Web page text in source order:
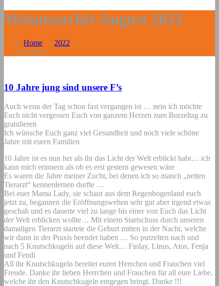
Monatsarchiv August 2022
Home / 2022 /
August
10 Jahre jung sind unsere F’s
Auch wenn der Tag schon fast vergangen ist … nein ich möchte
Euch nicht vergessen Euch von ganzem Herzen zum Burzeltag zu
gratulieren
Ich wünsche Euch ganz viel Gesundheit und noch viele schöne
Jahre mit euren Familien
10 Jahre ist es nun her als ihr das Licht der Welt erblickt habt… ich
kann mich erinnern als ob es erst gestern gewesen wäre
Es waren die Jahre meiner Zucht, bei denen ich so manch „netten
Tierarzt“ kennenlernen durfte …
Bei euer Mama Lady, sie schaut aus dem Regenbogenland euch
jetzt zu, begannen die Eröffnungswehen sehr gut aber irgend etwas
geschah und es dauerte viel zu lange bis einer von Euch das Licht
der Welt erblicken wollte… Mit einem Startschuss durch unseren
damaligen Tierarzt startete die Geburt mitten in der Nacht, welche
wir dann in der Praxis beendet haben … So purzelten nach und
nach 5 Knutschkugeln auf diese Welt… Finlay, Linus, Atos, Fenja
und Fendi
All ihr Knutschkugeln bereitet euren Herrchen und Frauchen viel
Freude. Danke ihr lieben Herrchen und Frauchen für all eure Liebe,
welche ihr den Knutschkugeln entgegen bringt. Danke !!!